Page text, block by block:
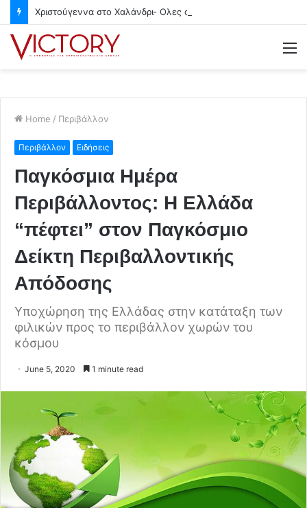
Home / Περιβάλλον
Περιβάλλον Ειδήσεις
Παγκόσμια Ημέρα
Περιβάλλοντος: Η Ελλάδα
“πέφτει” στον Παγκόσμιο
Δείκτη Περιβαλλοντικής
Απόδοσης
Υποχώρηση της Ελλάδας στην κατάταξη των
φιλικών προς το περιβάλλον χωρών του
κόσμου
June 5, 2020 1 minute read